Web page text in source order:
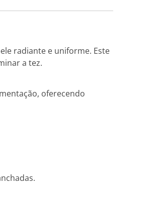
radiante e uniforme. Este
a tez.
oferecendo